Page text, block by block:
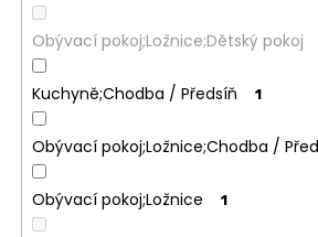
Obývací pokoj;Ložnice;Dětský pokoj
Kuchyně;Chodba / Předsíň 1
Obývací pokoj;Ložnice;Chodba /
Obývací pokoj;Ložnice 1